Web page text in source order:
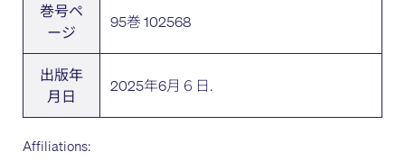
巻号ペ
ージ
95巻 102568
出版年
月日
2025年6月６日.
Affiliations: